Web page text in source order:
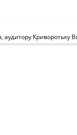
аудитору Криворотьку